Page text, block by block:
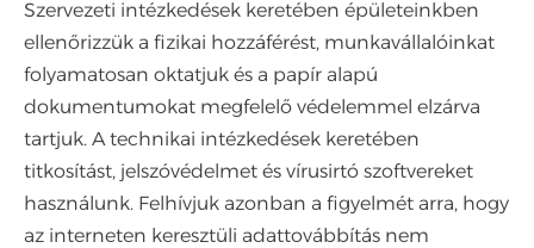
Szervezeti intézkedések keretében épületeinkben
ellenőrizzük a fizikai hozzáférést, munkavállalóinkat
folyamatosan oktatjuk és a papír alapú
dokumentumokat megfelelő védelemmel elzárva
tartjuk. A technikai intézkedések keretében
titkosítást, jelszóvédelmet és vírusirtó szoftvereket
használunk. Felhívjuk azonban a figyelmét arra, hogy
az interneten keresztüli adattovábbítás nem